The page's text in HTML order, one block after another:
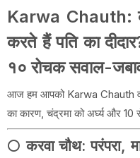
Karwa Chauth:
करते हैं पति का
१० रोचक सवाल-
आज हम आपको Karwa Chauth
का कारण, चंद्रमा को अर्घ्य और 10
🌕 करवा चौथ: परंपरा,